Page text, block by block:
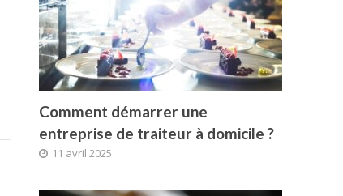
Comment démarrer une
entreprise de traiteur à domicile ?
11 avril 2025